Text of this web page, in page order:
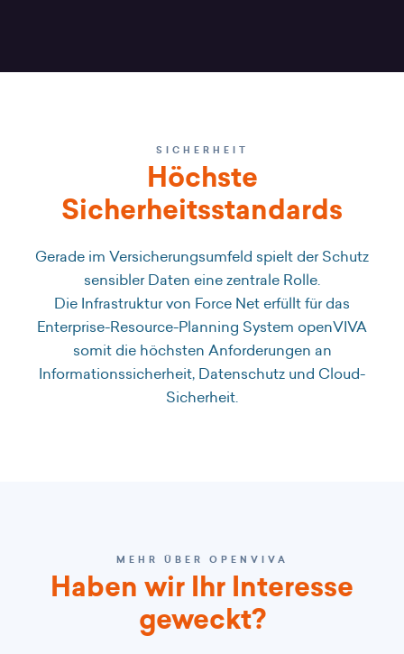
SICHERHEIT
Höchste
Sicherheitsstandards
Gerade im Versicherungsumfeld spielt der Schutz
sensibler Daten eine zentrale Rolle.
Die Infrastruktur von Force Net erfüllt für das
Enterprise-Resource-Planning System openVIVA
somit die höchsten Anforderungen an
Informationssicherheit, Datenschutz und Cloud-
Sicherheit.
MEHR ÜBER OPENVIVA
Haben wir Ihr Interesse
geweckt?